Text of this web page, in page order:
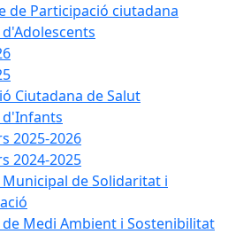
de Participació ciutadana
Ciutadana de Salut
d'Infants
2025-2026
2024-2025
Municipal de Solidaritat i
de Medi Ambient i Sostenibilitat